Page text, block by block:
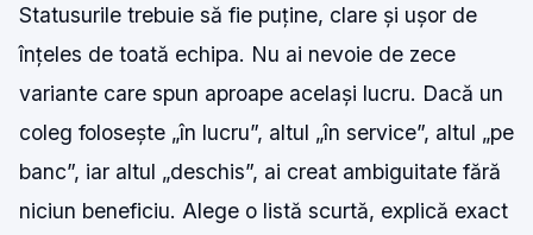
Statusurile trebuie să fie puține, clare și ușor de
înțeles de toată echipa. Nu ai nevoie de zece
variante care spun aproape același lucru. Dacă un
coleg folosește „în lucru”, altul „în service”, altul „pe
banc”, iar altul „deschis”, ai creat ambiguitate fără
niciun beneficiu. Alege o listă scurtă, explică exact